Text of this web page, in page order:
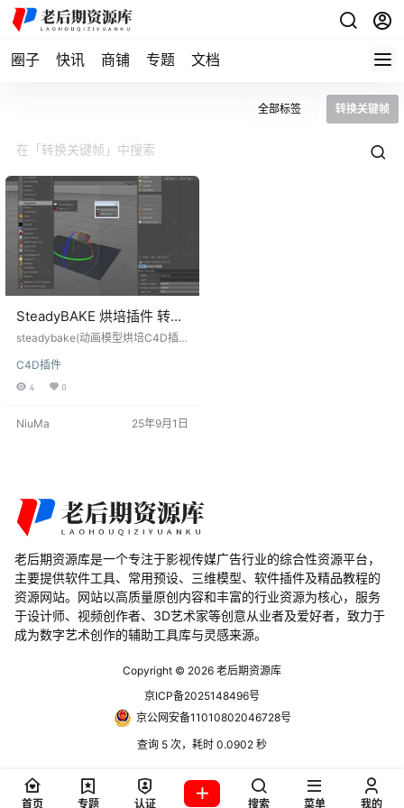
圈子 快讯 商铺 专题 文档
全部标签 转换关键帧
SteadyBAKE 烘培插件 转换
关键帧插件 支持R14-R19
steadybake(动画模型烘培C4D插
动画模型烘培辅助工具。这款stead
ybake插件功能强大全面，简单易
用户烘焙动画模型，使复杂的动画
C4D插件
4 0
NiuMa 25年9月1日
老后期资源库是一个专注于影视传媒广告行业的综合性资源平台，
主要提供软件工具、常用预设、三维模型、软件插件及精品教程的
资源网站。网站以高质量原创内容和丰富的行业资源为核心，服务
于设计师、视频创作者、3D艺术家等创意从业者及爱好者，致力于
成为数字艺术创作的辅助工具库与灵感来源。
Copyright © 2026 老后期资源库
京ICP备2025148496号
京公网安备11010802046728号
查询 5 次，耗时 0.0902 秒
首页 专题 认证 搜索 菜单 我的